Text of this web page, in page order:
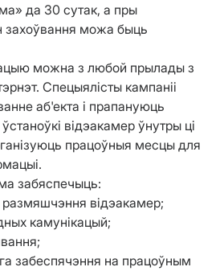
да 30 сутак, а пры
захоўвання можа быць
можна з любой прылады з
Спецыялісты кампаніі
аб'екта і прапануюць
відэакамер ўнутры ці
працоўныя месцы для
забяспечыць:
відэакамер;
камунікацый;
забеспячэння на працоўным